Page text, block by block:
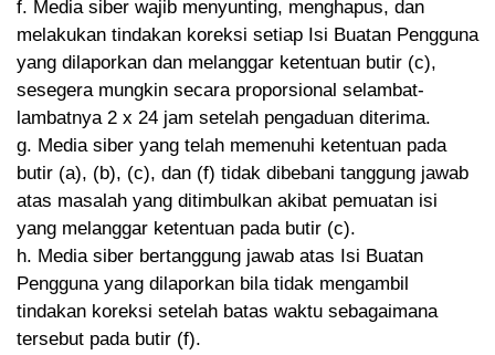
f. Media siber wajib menyunting, menghapus, dan
melakukan tindakan koreksi setiap Isi Buatan Pengguna
yang dilaporkan dan melanggar ketentuan butir (c),
sesegera mungkin secara proporsional selambat-
lambatnya 2 x 24 jam setelah pengaduan diterima.
g. Media siber yang telah memenuhi ketentuan pada
butir (a), (b), (c), dan (f) tidak dibebani tanggung jawab
atas masalah yang ditimbulkan akibat pemuatan isi
yang melanggar ketentuan pada butir (c).
h. Media siber bertanggung jawab atas Isi Buatan
Pengguna yang dilaporkan bila tidak mengambil
tindakan koreksi setelah batas waktu sebagaimana
tersebut pada butir (f).